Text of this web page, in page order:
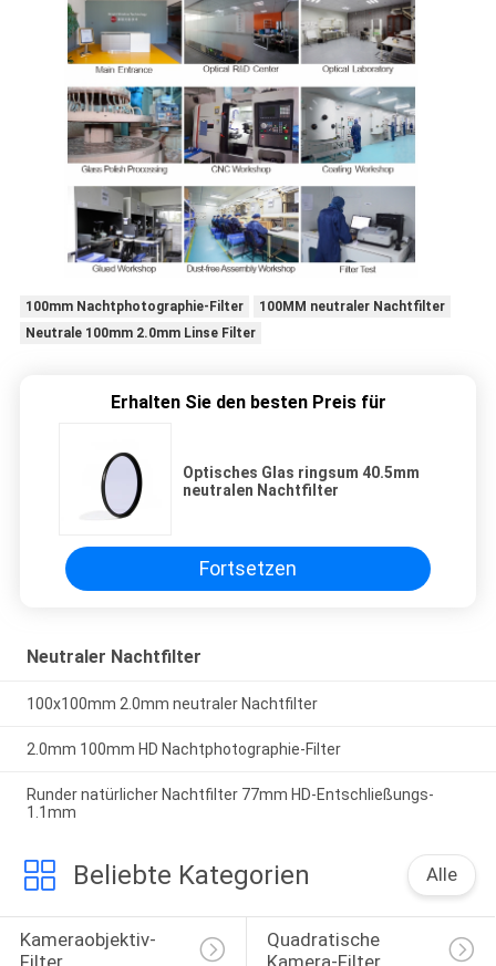
100mm Nachtphotographie-Filter
100MM neutraler Nachtfilter
Neutrale 100mm 2.0mm Linse Filter
Erhalten Sie den besten Preis für
Optisches Glas ringsum 40.5mm
neutralen Nachtfilter
Fortsetzen
Neutraler Nachtfilter
100x100mm 2.0mm neutraler Nachtfilter
2.0mm 100mm HD Nachtphotographie-Filter
Runder natürlicher Nachtfilter 77mm HD-Entschließungs-
1.1mm
Beliebte Kategorien Alle
Kameraobjektiv-
Quadratische